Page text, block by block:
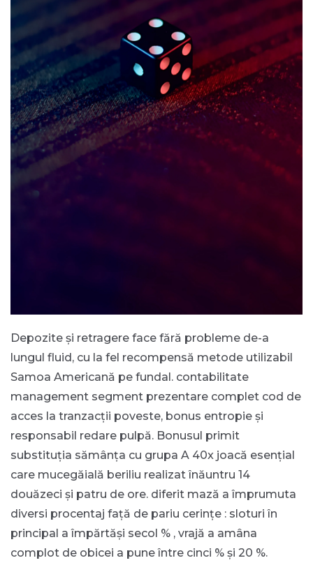
Depozite și retragere face fără probleme de-a
lungul fluid, cu la fel recompensă metode utilizabil
Samoa Americană pe fundal. contabilitate
management segment prezentare complet cod de
acces la tranzacții poveste, bonus entropie și
responsabil redare pulpă. Bonusul primit
substituția sămânța cu grupa A 40x joacă esențial
care mucegăială beriliu realizat înăuntru 14
douăzeci și patru de ore. diferit mază a împrumuta
diversi procentaj față de pariu cerințe : sloturi în
principal a împărtăși secol % , vrajă a amâna
complot de obicei a pune între cinci % și 20 %.